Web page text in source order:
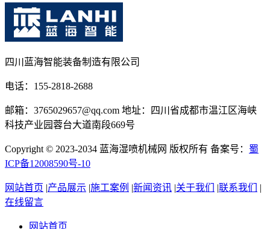
四川蓝海智能装备制造有限公司
电话：155-2818-2688
邮箱：3765029657@qq.com 地址：四川省成都市温江区海峡
科技产业园蓉台大道南段669号
Copyright © 2023-2034 蓝海湿喷机械网 版权所有 备案号： 蜀
ICP备12008590号-10
网站首页 |产品展示 |施工案例 |新闻资讯 |关于我们 |联系我们
|
在线留言
网站首页